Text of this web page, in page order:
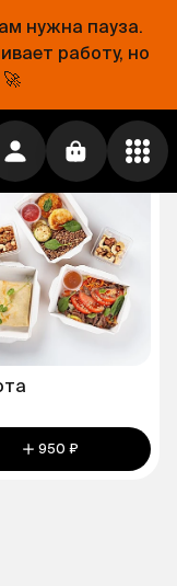
нужна пауза.
работу, но
950 ₽
950 ₽